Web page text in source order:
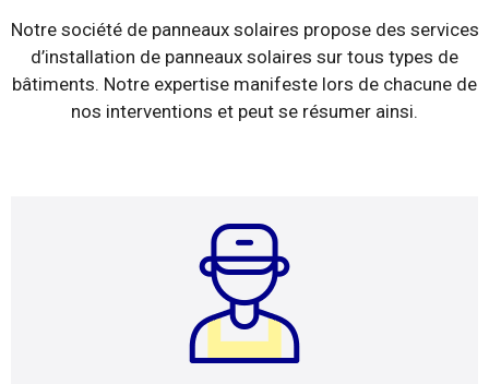
Notre société de panneaux solaires propose des services
d’installation de panneaux solaires sur tous types de
bâtiments. Notre expertise manifeste lors de chacune de
nos interventions et peut se résumer ainsi.